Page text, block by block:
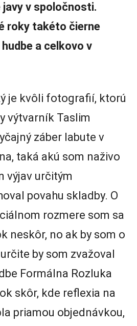
v spoločnosti.
roky takéto čierne
a celkovo v
je kvôli fotografií, ktorú
výtvarník Taslim
záber labute v
taká akú som naživo
výjav určitým
povahu skladby. O
rozmere som sa
neskôr, no ak by som o
by som zvažoval
Formálna Rozluka
skôr, kde reflexia na
priamou objednávkou,